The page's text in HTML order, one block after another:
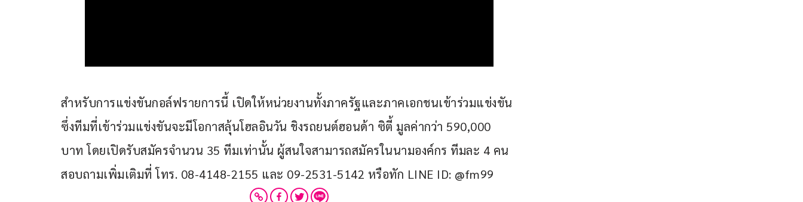
สำหรับการแข่งขันกอล์ฟรายการนี้ เปิดให้หน่วยงานทั้งภาครัฐและภาคเอกชนเข้าร่วมแข่งขัน
ซึ่งทีมที่เข้าร่วมแข่งขันจะมีโอกาสลุ้นโฮลอินวัน ชิงรถยนต์ฮอนด้า ซิตี้ มูลค่ากว่า 590,000
บาท โดยเปิดรับสมัครจำนวน 35 ทีมเท่านั้น ผู้สนใจสามารถสมัครในนามองค์กร ทีมละ 4 คน
สอบถามเพิ่มเติมที่ โทร. 08-4148-2155 และ 09-2531-5142 หรือทัก LINE ID: @fm99